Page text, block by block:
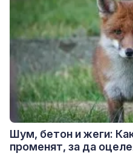
Шум, бетон и жеги:
променят, за да